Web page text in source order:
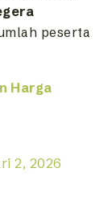
peserta
Harga
2, 2026